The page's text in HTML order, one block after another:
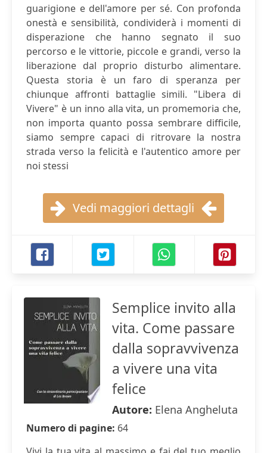
guarigione e dell'amore per sé. Con profonda
onestà e sensibilità, condividerà i momenti di
disperazione che hanno segnato il suo
percorso e le vittorie, piccole e grandi, verso la
liberazione dal proprio disturbo alimentare.
Questa storia è un faro di speranza per
chiunque affronti battaglie simili. "Libera di
Vivere" è un inno alla vita, un promemoria che,
non importa quanto possa sembrare difficile,
siamo sempre capaci di ritrovare la nostra
strada verso la felicità e l'autentico amore per
noi stessi
Vedi maggiori dettagli
Semplice invito alla
vita. Come passare
dalla sopravvivenza
a vivere una vita
felice
Autore: Elena Angheluta
Numero di pagine: 64